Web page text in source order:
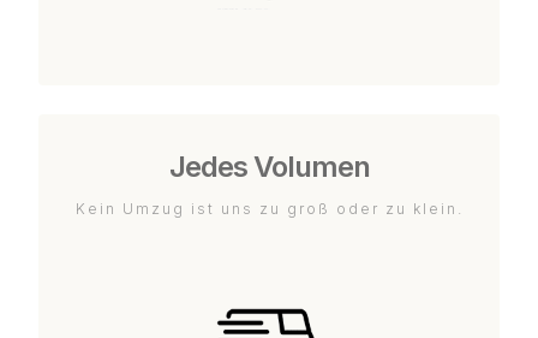
Jedes Volumen
Kein Umzug ist uns zu groß oder zu klein.